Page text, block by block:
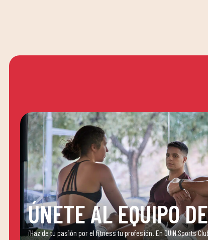
ÚNETE AL EQUIPO
¡Haz de tu pasión por el fitness tu profesión! En DUIN Sports